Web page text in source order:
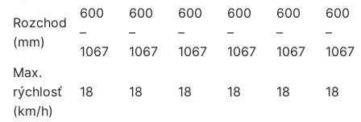
Rozchod
(mm)
600
–
1067
600
–
1067
600
–
1067
600
–
1067
600
–
1067
600
–
1067
Max.
rýchlosť
(km/h)
18 18 18 18 18 18